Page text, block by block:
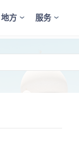
地方 服务